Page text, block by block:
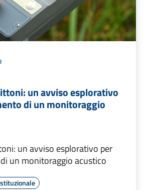
un avviso esplorativo
di un monitoraggio
un avviso esplorativo per
un monitoraggio acustico